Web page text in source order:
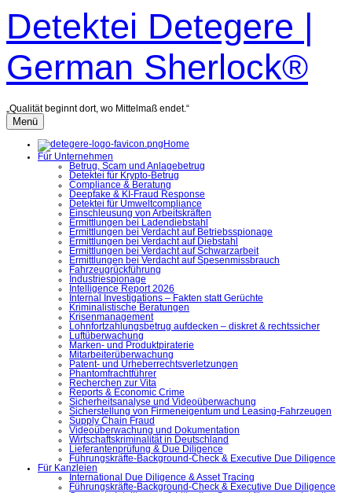
Inhalt
überspringen
Detektei Detegere |
German Sherlock®
„Qualität beginnt dort, wo Mittelmaß endet.“
Menü
Home
Für Unternehmen
Betrug, Scam und Anlagebetrug
Detektei für Krypto-Betrug
Compliance & Beratung
Deepfake & KI-Fraud Response
Detektei für Umweltcompliance
Einschleusung von Arbeitskräften
Ermittlungen bei Ladendiebstahl
Ermittlungen bei Verdacht auf Betriebsspionage
Ermittlungen bei Verdacht auf Diebstahl
Ermittlungen bei Verdacht auf Schwarzarbeit
Ermittlungen bei Verdacht auf Spesenmissbrauch
Fahrzeugrückführung
Industriespionage
Intelligence Report 2026
Internal Investigations – Fakten statt Gerüchte
Kriminalistische Beratungen
Krisenmanagement
Lohnfortzahlungsbetrug aufdecken – diskret & rechtssicher
Luftüberwachung
Marken- und Produktpiraterie
Mitarbeiterüberwachung
Patent- und Urheberrechtsverletzungen
Phantomfrachtführer
Recherchen zur Vita
Reports & Economic Crime
Sicherheitsanalyse und Videoüberwachung
Sicherstellung von Firmeneigentum und Leasing-Fahrzeugen
Supply Chain Fraud
Videoüberwachung und Dokumentation
Wirtschaftskriminalität in Deutschland
Lieferantenprüfung & Due Diligence
Führungskräfte-Background-Check & Executive Due Diligence
Für Kanzleien
International Due Diligence & Asset Tracing
Führungskräfte-Background-Check & Executive Due Diligence